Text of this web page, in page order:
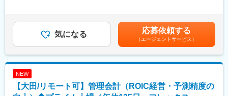
・本社および各子会社・工場の業績内容の把握と経理的サポート
・連結月次損益分析・報告、四半期決算分析、連結年次予算編成
・主要設備投資案件の効果測定、経理所見作成
上下する可能性があります。月給(月額)は固定手当を含めた表記で
す。
気になる 応募依頼する
（エージェントサービス）
NEW
【大田/リモート可】管理会計（ROIC経営・予測精度の